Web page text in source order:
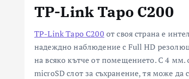
TP-Link Tapo C200
TP-Link Tapo C200 от своя страна е
надеждно наблюдение с Full HD
на всяко кътче от помещението. С 4
microSD слот за съхранение, тя може